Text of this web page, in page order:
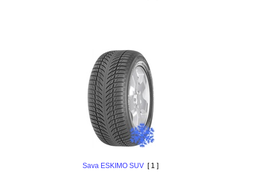
Sava ESKIMO SUV [ 1 ]